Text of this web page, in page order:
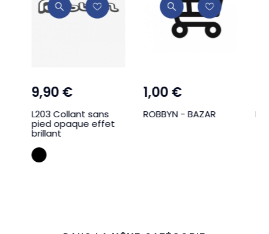
9,90 €
L203 Collant sans
pied opaque effet
brillant
Noir
1,00 €
ROBBYN - BAZAR